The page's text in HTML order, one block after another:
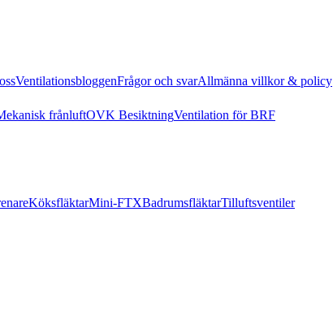
VentilationsbloggenFrågor och svarAllmänna villkor & policy
frånluftOVK BesiktningVentilation för BRF
KöksfläktarMini-FTXBadrumsfläktarTilluftsventiler